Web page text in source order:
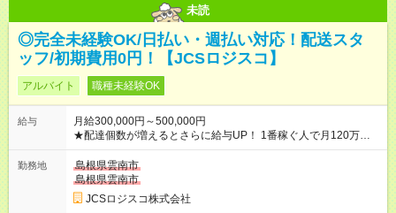
未読
◎完全未経験OK/日払い・週払い対応！配送スタ
ッフ/初期費用0円！【JCSロジスコ】
アルバイト 職種未経験OK
給与
月給300,000円～500,000円
★配達個数が増えるとさらに給与UP！ 1番稼ぐ人で月120万ほ
ど！ ・主要都市エリア 月収55万円／週5日稼働 月収65万~112
万円／週6日稼働 ・地方郊外エリア 月収40万円／週5日稼働 月
収40万円~50万円／週6日稼働 ＜モデルイメージ＞ ■月収50万
円 (27歳男性/江東区在住)※元建築関係 1日150個配達×25日勤務
(日休み) ■月収80万円(43歳男性/墨田区在住)※元営業 1日200個
勤務地
島根県雲南市
島根県雲南市
JCSロジスコ株式会社